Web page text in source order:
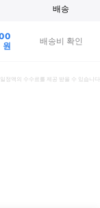
배송
원
배송비 확인
정액의 수수료를 제공 받을 수 있습니다